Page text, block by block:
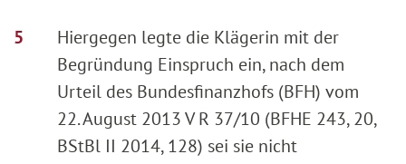
Hiergegen legte die Klägerin mit der
Begründung Einspruch ein, nach dem
Urteil des Bundesfinanzhofs (BFH) vom
22. August 2013 V R 37/10 (BFHE 243, 20,
BStBl II 2014, 128) sei sie nicht